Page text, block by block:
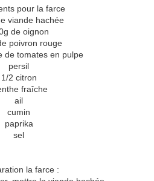
pour la farce
viande hachée
de oignon
poivron rouge
de tomates en pulpe
persil
1/2 citron
fraîche
ail
cumin
paprika
sel
la farce :